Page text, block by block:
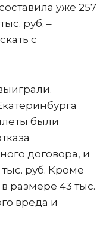
уже 257
руб. –
с
были
договора, и
руб. Кроме
размере 43 тыс.
вреда и